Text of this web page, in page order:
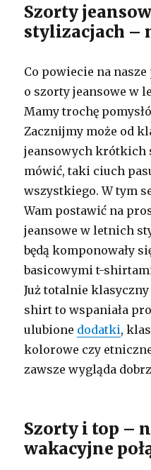
Szorty
stylizacjach –
Co powiecie na
o szorty jeansowe w
Mamy trochę
Zacznijmy może od
jeansowych krótkich
mówić, taki ciuch
wszystkiego. W tym
Wam postawić na
jeansowe w letnich
będą komponowały
basicowymi t-
Już totalnie klasyczny
shirt to wspaniała
ulubione dodatki,
kolorowe czy
zawsze wygląda
Szorty i top –
wakacyjne